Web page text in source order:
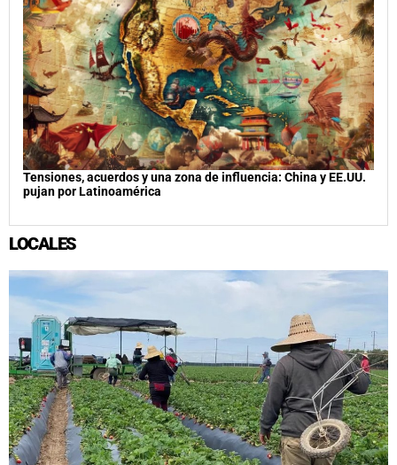
Tensiones, acuerdos y una zona de influencia: China y EE.UU.
pujan por Latinoamérica
LOCALES